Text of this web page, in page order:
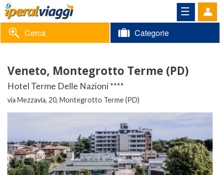
Volantino
Area
riservata
Informazioni
Contatti
Cerca Categorie
Veneto, Montegrotto Terme (PD)
Hotel Terme Delle Nazioni ****
via Mezzavia, 20, Montegrotto Terme (PD)